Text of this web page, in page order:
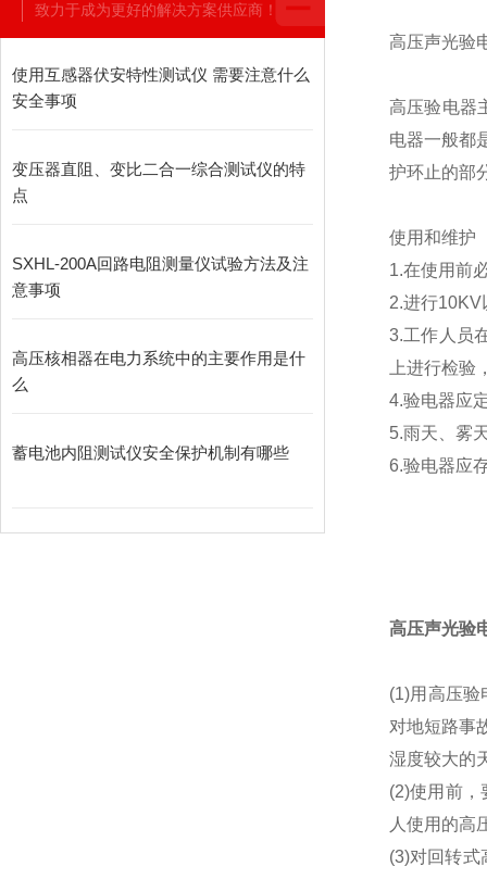
致力于成为更好的解决方案供应商！
使用互感器伏安特性测试仪 需要注意什么
安全事项
变压器直阻、变比二合一综合测试仪的特
点
SXHL-200A回路电阻测量仪试验方法及注
意事项
高压核相器在电力系统中的主要作用是什
么
蓄电池内阻测试仪安全保护机制有哪些
高压声光验
高压验电器
电器一般都
护环止的部
使用和维护
1.在使用前
2.进行10KV
3.工作人员
上进行检
4.验电器应
5.雨天、雾
6.验电器应
高压声光验
(1)用高压
对地短路事
湿度较大的
(2)使用前
人使用的高
(3)对回转式